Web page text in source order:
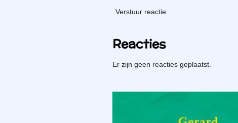
Verstuur reactie
Reacties
Er zijn geen reacties geplaatst.